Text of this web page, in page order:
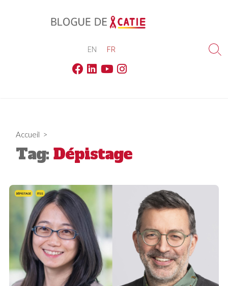
EN FR
Facebook
LinkedinYoutubeInstagram
Accueil >
Tag: Dépistage
DÉPISTAGE ITSS